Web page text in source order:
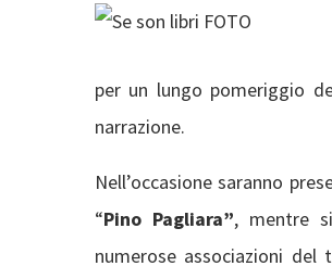
per un lungo pomeriggio
narrazione.
Nell’occasione saranno
“Pino Pagliara”, mentre
numerose associazioni del